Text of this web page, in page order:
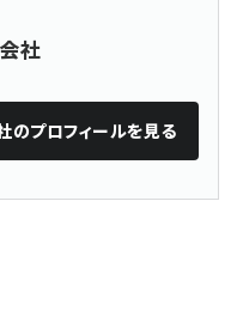
社
のプロフィールを見る